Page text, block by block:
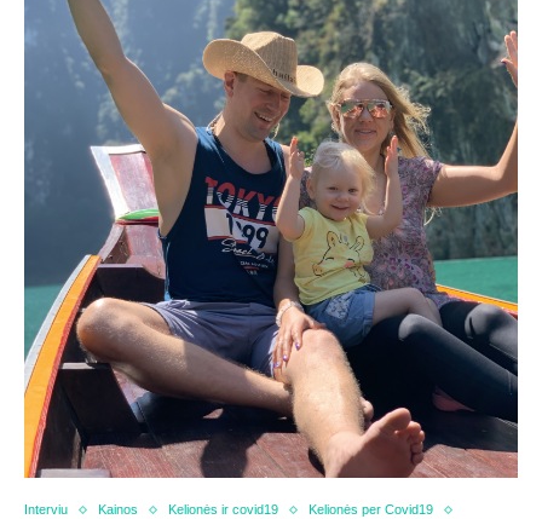
Interviu Kainos Kelionės ir covid19
Kelionės per Covid19